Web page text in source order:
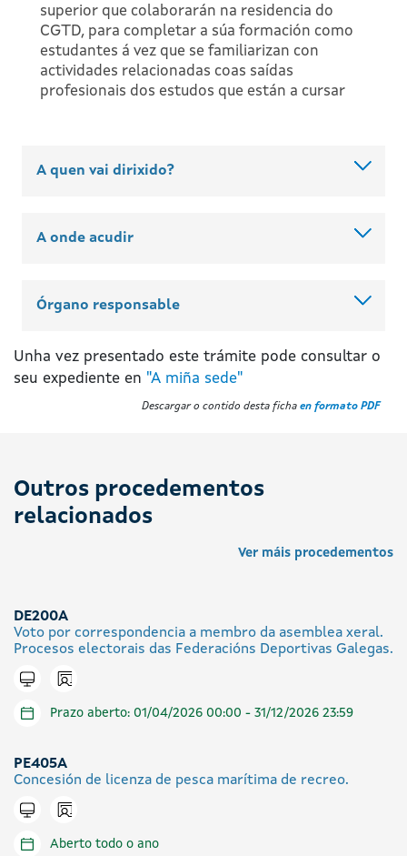
superior que colaborarán na residencia do
CGTD, para completar a súa formación como
estudantes á vez que se familiarizan con
actividades relacionadas coas saídas
profesionais dos estudos que están a cursar
A quen vai dirixido?
A onde acudir
Órgano responsable
Unha vez presentado este trámite pode consultar o
seu expediente en "A miña sede"
Descargar o contido desta ficha en formato PDF
Outros procedementos
relacionados
Ver máis procedementos
DE200A
Voto por correspondencia a membro da asemblea xeral.
Procesos electorais das Federacións Deportivas Galegas.
Tramitar en liña
Icono presencial
Prazo aberto: 01/04/2026 00:00 - 31/12/2026 23:59
PE405A
Concesión de licenza de pesca marítima de recreo.
Tramitar en liña
Icono presencial
Aberto todo o ano